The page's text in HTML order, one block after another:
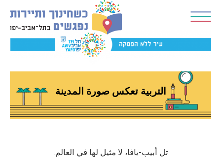
التربية تعكس صورة المدينة
تل أبيب-يافا، لا مثيل لها في العالم.